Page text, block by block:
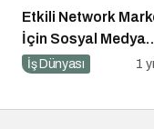
Etkili Network
İçin Sosyal Medya
Etkinliği İçin Geri
İş Dünyası 1